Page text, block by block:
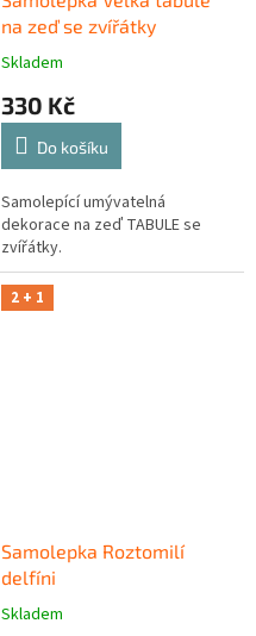
na zeď se zvířátky
Skladem
330 Kč
Do košíku
Samolepící umývatelná
dekorace na zeď TABULE se
zvířátky.
2 + 1
Samolepka Roztomilí
delfíni
Skladem